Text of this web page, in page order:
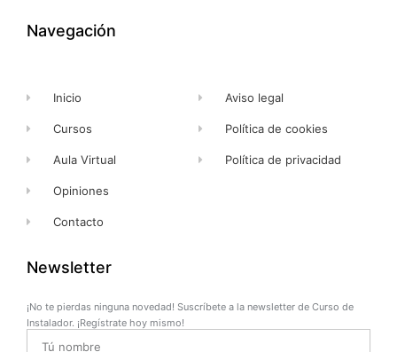
k
-
Navegación
Inicio
Cursos
Aula Virtual
Opiniones
Contacto
Aviso legal
Política de cookies
Política de privacidad
Newsletter
¡No te pierdas ninguna novedad! Suscríbete a la newsletter de Curso de
Instalador. ¡Regístrate hoy mismo!